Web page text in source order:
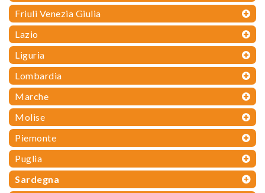
Friuli Venezia Giulia
Lazio
Liguria
Lombardia
Marche
Molise
Piemonte
Puglia
Sardegna